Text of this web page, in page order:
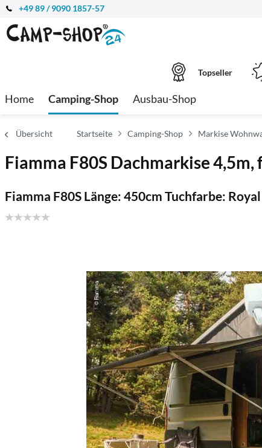
+49 89 / 9090 1857-57
Topseller
Home Camping-Shop Ausbau-Shop
Übersicht Startseite Camping-Shop Markise
Fiamma F80S Dachmarkise
Fiamma F80S Länge: 450cm Tuchfarbe: